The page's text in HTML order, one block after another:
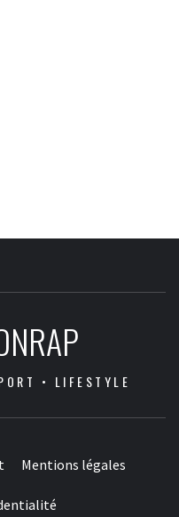
• LIFESTYLE
Mentions légales